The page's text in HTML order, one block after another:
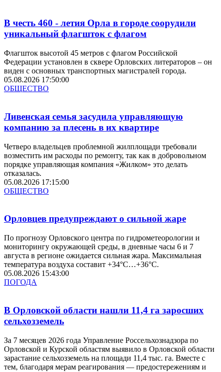
В честь 460 - летия Орла в городе соорудили
уникальный флагшток с флагом
Флагшток высотой 45 метров с флагом Российской
Федерации установлен в сквере Орловских литераторов – он
виден с основных транспортных магистралей города.
05.08.2026 17:50:00
ОБЩЕСТВО
Ливенская семья засудила управляющую
компанию за плесень в их квартире
Четверо владельцев проблемной жилплощади требовали
возместить им расходы по ремонту, так как в добровольном
порядке управляющая компания «Жилком» это делать
отказалась.
05.08.2026 17:15:00
ОБЩЕСТВО
Орловцев предупреждают о сильной жаре
По прогнозу Орловского центра по гидрометеорологии и
мониторингу окружающей среды, в дневные часы 6 и 7
августа в регионе ожидается сильная жара. Максимальная
температура воздуха составит +34°С…+36°С.
05.08.2026 15:43:00
ПОГОДА
В Орловской области нашли 11,4 га заросших
сельхозземель
За 7 месяцев 2026 года Управление Россельхознадзора по
Орловской и Курской областям выявило в Орловской области
зарастание сельхозземель на площади 11,4 тыс. га. Вместе с
тем, благодаря мерам реагирования — предостережениям и